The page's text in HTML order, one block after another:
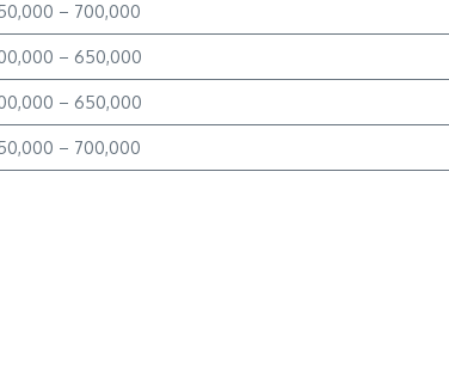
– 700,000
– 650,000
– 650,000
– 700,000